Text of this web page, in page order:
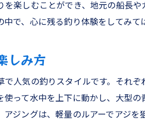
タイラバって何？初心者向けガイド
手軽に始められる釣り旅の計画方法
天草の海での釣りマナーとルール
楽しむことができ、地元の船長
で、心に残る釣り体験をしてみて
しみ方
人気の釣りスタイルです。それ
って水中を上下に動かし、大型
ジングは、軽量のルアーでアジ